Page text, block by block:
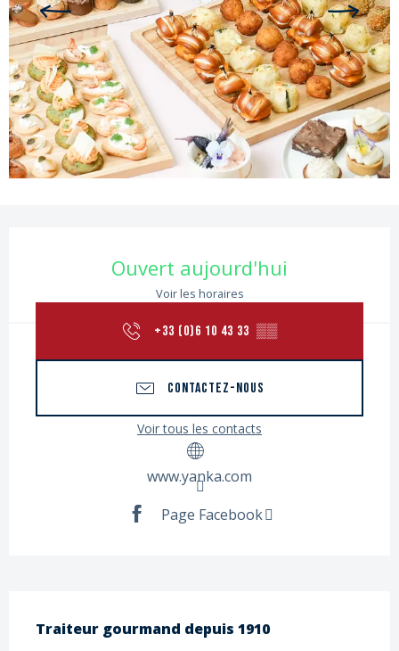
Ouverture et coordonnées
Ouvert aujourd'hui
Voir les horaires
+33 (0)6 10 43 33 ▒▒
CONTACTEZ-NOUS
Voir tous les contacts
www.yanka.com
Page Facebook
Description
Traiteur gourmand depuis 1910